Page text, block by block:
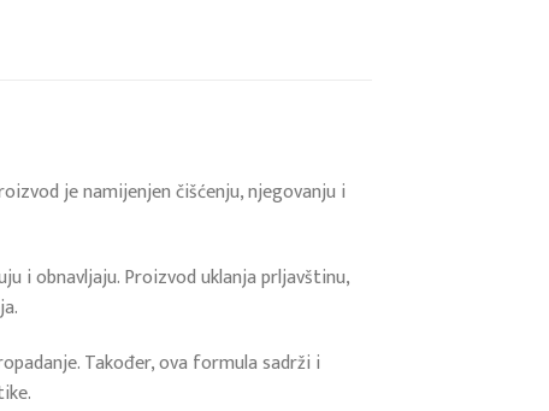
je namijenjen čišćenju, njegovanju i
i obnavljaju. Proizvod uklanja prljavštinu,
Također, ova formula sadrži i